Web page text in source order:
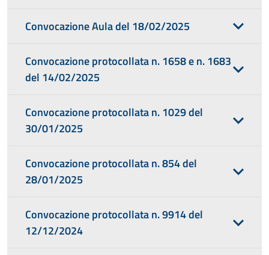
Convocazione Aula del 18/02/2025
Convocazione protocollata n. 1658 e n. 1683
del 14/02/2025
Convocazione protocollata n. 1029 del
30/01/2025
Convocazione protocollata n. 854 del
28/01/2025
Convocazione protocollata n. 9914 del
12/12/2024